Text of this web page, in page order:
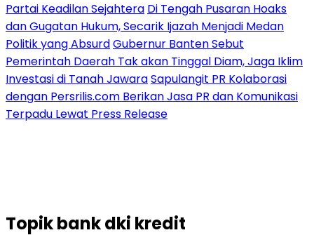
Partai Keadilan Sejahtera Di Tengah Pusaran Hoaks
dan Gugatan Hukum, Secarik Ijazah Menjadi Medan
Politik yang AbsurdGubernur Banten Sebut
Pemerintah Daerah Tak akan Tinggal Diam, Jaga Iklim
Investasi di Tanah JawaraSapulangit PR Kolaborasi
dengan Persrilis.com Berikan Jasa PR dan Komunikasi
Terpadu Lewat Press Release
Topikbank dki kredit